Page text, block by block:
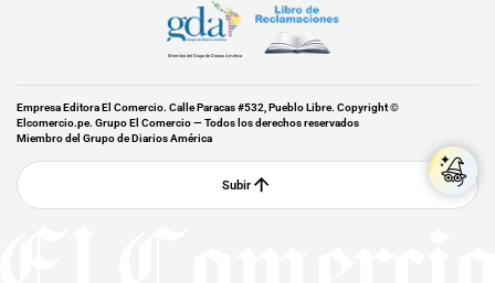
Miembro del Grupo de Diarios América
Empresa Editora El Comercio. Calle Paracas #532, Pueblo Libre. Copyright ©
Elcomercio.pe. Grupo El Comercio — Todos los derechos reservados
Miembro del Grupo de Diarios América
Subir